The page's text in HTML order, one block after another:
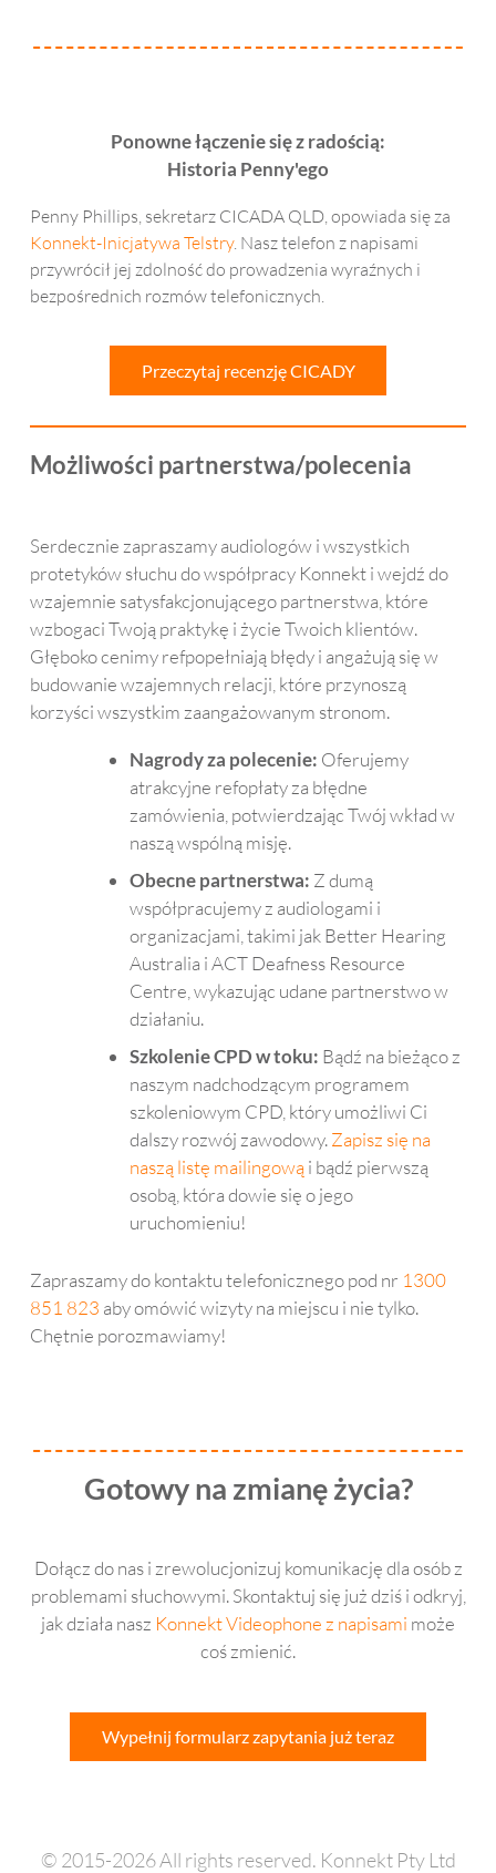
Ponowne łączenie się z radością:
Historia Penny'ego
Penny Phillips, sekretarz CICADA QLD, opowiada się za
Konnekt-Inicjatywa Telstry. Nasz telefon z napisami
przywrócił jej zdolność do prowadzenia wyraźnych i
bezpośrednich rozmów telefonicznych.
Przeczytaj recenzję CICADY
Możliwości partnerstwa/polecenia
Serdecznie zapraszamy audiologów i wszystkich
protetyków słuchu do współpracy Konnekt i wejdź do
wzajemnie satysfakcjonującego partnerstwa, które
wzbogaci Twoją praktykę i życie Twoich klientów.
Głęboko cenimy refpopełniają błędy i angażują się w
budowanie wzajemnych relacji, które przynoszą
korzyści wszystkim zaangażowanym stronom.
Nagrody za polecenie: Oferujemy
atrakcyjne refopłaty za błędne
zamówienia, potwierdzając Twój wkład w
naszą wspólną misję.
Obecne partnerstwa: Z dumą
współpracujemy z audiologami i
organizacjami, takimi jak Better Hearing
Australia i ACT Deafness Resource
Centre, wykazując udane partnerstwo w
działaniu.
Szkolenie CPD w toku: Bądź na bieżąco z
naszym nadchodzącym programem
szkoleniowym CPD, który umożliwi Ci
dalszy rozwój zawodowy.Zapisz się na
naszą listę mailingowąi bądź pierwszą
osobą, która dowie się o jego
uruchomieniu!
Zapraszamy do kontaktu telefonicznego pod nr 1300
851 823 aby omówić wizyty na miejscu i nie tylko.
Chętnie porozmawiamy!
Gotowy na zmianę życia?
Dołącz do nas i zrewolucjonizuj komunikację dla osób z
problemami słuchowymi. Skontaktuj się już dziś i odkryj,
jak działa nasz Konnekt Videophone z napisami może
coś zmienić.
Wypełnij formularz zapytania już teraz
© 2015-2026 All rights reserved. Konnekt Pty Ltd